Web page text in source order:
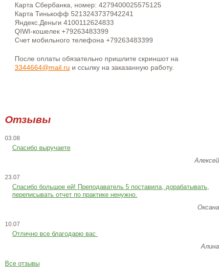
Карта Сбербанка, номер: 4279400025575125
Карта Тинькофф 5213243737942241
Яндекс.Деньги 4100112624833
QIWI-кошелек +79263483399
Счет мобильного телефона +79263483399
После оплаты обязательно пришлите скриншот на
3344664@mail.ru и ссылку на заказанную работу.
Отзывы
03.08
Спасибо выручаете
Алексей
23.07
Cпасибо большое ей! Преподаватель 5 поставила, дорабатывать,
переписывать отчет по практике ненужно.
Оксана
10.07
Отлично все благодарю вас
Алина
Все отзывы